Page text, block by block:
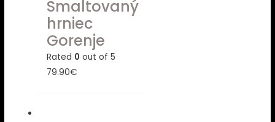
Smaltovaný
hrniec
Gorenje
Rated 0 out of 5
79.90€